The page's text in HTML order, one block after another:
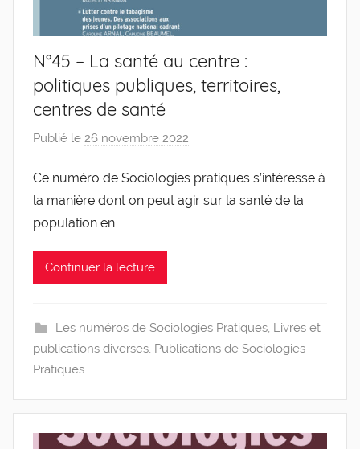
N°45 – La santé au centre :
politiques publiques, territoires,
centres de santé
Publié le 26 novembre 2022
r
g
Ce numéro de Sociologies pratiques s’intéresse à
la manière dont on peut agir sur la santé de la
population en
Continuer la lecture
Les numéros de Sociologies Pratiques, Livres et
publications diverses, Publications de Sociologies
Pratiques